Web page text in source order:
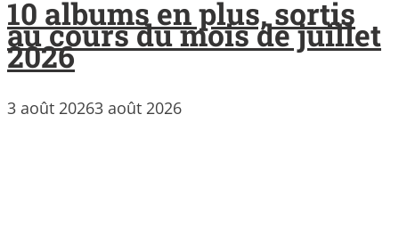
10 albums en plus, sortis
au cours du mois de juillet
2026
3 août 20263 août 2026